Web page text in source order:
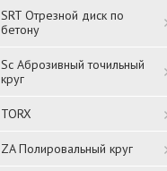
SRT Отрезной диск по
бетону
Sc Аброзивный точильный
круг
TORX
ZA Полировальный круг